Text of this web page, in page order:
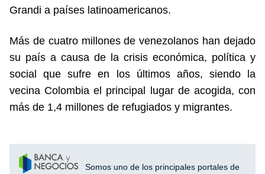
Grandi a países latinoamericanos.
Más de cuatro millones de venezolanos han dejado
su país a causa de la crisis económica, política y
social que sufre en los últimos años, siendo la
vecina Colombia el principal lugar de acogida, con
más de 1,4 millones de refugiados y migrantes.
Somos uno de los principales portales de